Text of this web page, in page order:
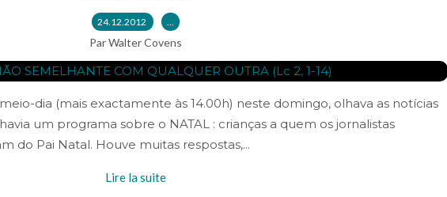
24.12.2012 …
Par Walter Covens
dia (mais exactamente às 14.00h) neste domingo, olhava as notícias
um programa sobre o NATAL : crianças a quem os jornalistas
do Pai Natal. Houve muitas respostas,...
Lire la suite